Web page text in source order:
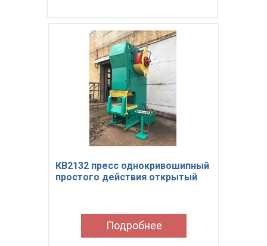
КВ2132 пресс однокривошипный
простого действия открытый
Подробнее